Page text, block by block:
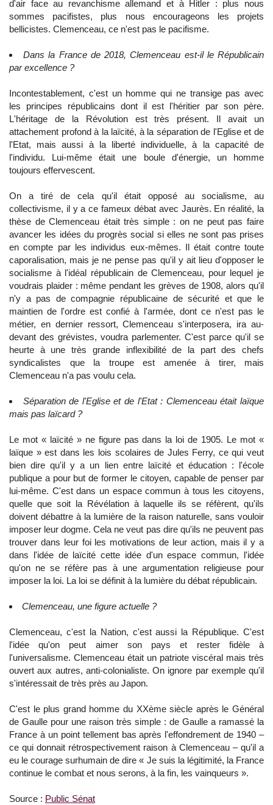
d'air face au revanchisme allemand et à Hitler : plus nous
sommes pacifistes, plus nous encourageons les projets
bellicistes. Clemenceau, ce n'est pas le pacifisme.
Dans la France de 2018, Clemenceau est-il le Républicain
par excellence ?
Incontestablement, c'est un homme qui ne transige pas avec
les principes républicains dont il est l'héritier par son père.
L'héritage de la Révolution est très présent. Il avait un
attachement profond à la laïcité, à la séparation de l'Eglise et de
l'Etat, mais aussi à la liberté individuelle, à la capacité de
l'individu. Lui-même était une boule d'énergie, un homme
toujours effervescent.
On a tiré de cela qu'il était opposé au socialisme, au
collectivisme, il y a ce fameux débat avec Jaurès. En réalité, la
thèse de Clemenceau était très simple : on ne peut pas faire
avancer les idées du progrès social si elles ne sont pas prises
en compte par les individus eux-mêmes. Il était contre toute
caporalisation, mais je ne pense pas qu'il y ait lieu d'opposer le
socialisme à l'idéal républicain de Clemenceau, pour lequel je
voudrais plaider : même pendant les grèves de 1908, alors qu'il
n'y a pas de compagnie républicaine de sécurité et que le
maintien de l'ordre est confié à l'armée, dont ce n'est pas le
métier, en dernier ressort, Clemenceau s'interposera, ira au-
devant des grévistes, voudra parlementer. C'est parce qu'il se
heurte à une très grande inflexibilité de la part des chefs
syndicalistes que la troupe est amenée à tirer, mais
Clemenceau n'a pas voulu cela.
Séparation de l'Eglise et de l'Etat : Clemenceau était laïque
mais pas laïcard ?
Le mot « laïcité » ne figure pas dans la loi de 1905. Le mot «
laïque » est dans les lois scolaires de Jules Ferry, ce qui veut
bien dire qu'il y a un lien entre laïcité et éducation : l'école
publique a pour but de former le citoyen, capable de penser par
lui-même. C'est dans un espace commun à tous les citoyens,
quelle que soit la Révélation à laquelle ils se réfèrent, qu'ils
doivent débattre à la lumière de la raison naturelle, sans vouloir
imposer leur dogme. Cela ne veut pas dire qu'ils ne peuvent pas
trouver dans leur foi les motivations de leur action, mais il y a
dans l'idée de laïcité cette idée d'un espace commun, l'idée
qu'on ne se réfère pas à une argumentation religieuse pour
imposer la loi. La loi se définit à la lumière du débat républicain.
Clemenceau, une figure actuelle ?
Clemenceau, c'est la Nation, c'est aussi la République. C'est
l'idée qu'on peut aimer son pays et rester fidèle à
l'universalisme. Clemenceau était un patriote viscéral mais très
ouvert aux autres, anti-colonialiste. On ignore par exemple qu'il
s'intéressait de très près au Japon.
C'est le plus grand homme du XXème siècle après le Général
de Gaulle pour une raison très simple : de Gaulle a ramassé la
France à un point tellement bas après l'effondrement de 1940 –
ce qui donnait rétrospectivement raison à Clemenceau – qu'il a
eu le courage surhumain de dire « Je suis la légitimité, la France
continue le combat et nous serons, à la fin, les vainqueurs ».
Source : Public Sénat